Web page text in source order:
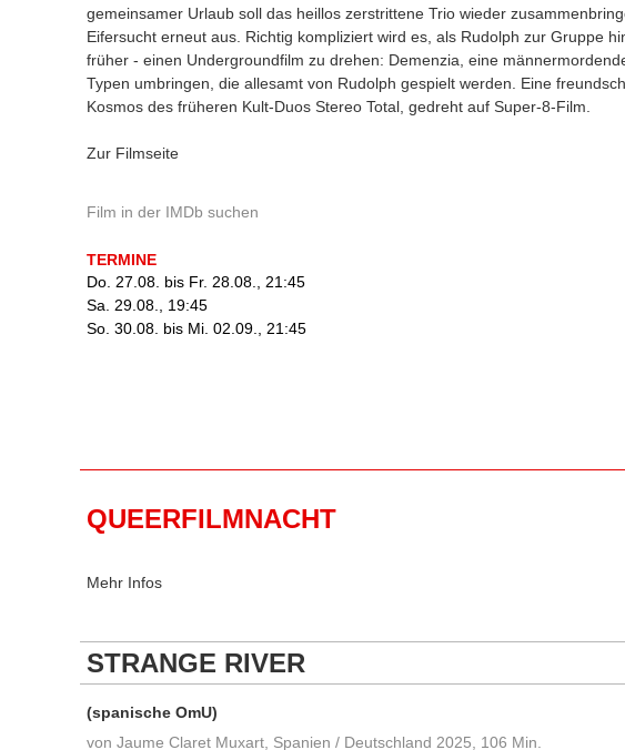
gemeinsamer Urlaub soll das heillos zerstrittene Trio wieder
Eifersucht erneut aus. Richtig kompliziert wird es, als Rudolph zur Gruppe
früher - einen Undergroundfilm zu drehen: Demenzia, eine
Typen umbringen, die allesamt von Rudolph gespielt werden. Eine
Kosmos des früheren Kult-Duos Stereo Total, gedreht auf Super-8-Film.
Zur Filmseite
Film in der IMDb suchen
TERMINE
Do. 27.08. bis Fr. 28.08., 21:45
Sa. 29.08., 19:45
So. 30.08. bis Mi. 02.09., 21:45
QUEERFILMNACHT
Mehr Infos
STRANGE RIVER
(spanische OmU)
von Jaume Claret Muxart, Spanien / Deutschland 2025, 106 Min.